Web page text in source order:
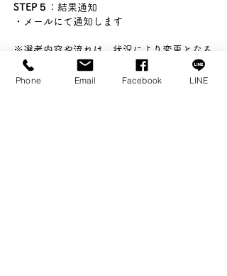
STEP５
：結果通知
・メールにて通知します
※選考内容や流れは、状況により変更となる
場合があります。
Phone Email Facebook LINE